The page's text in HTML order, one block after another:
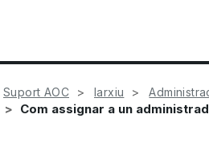
Suport AOC Iarxiu
Com assignar a un